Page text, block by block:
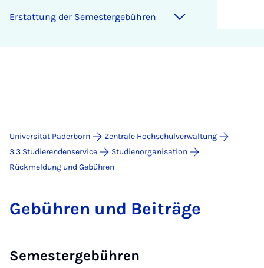
Er­stat­tung der Se­mes­ter­ge­büh­ren
Universität Paderborn
Zentrale Hochschulverwaltung
3.3 Studierendenservice
Studienorganisation
Rückmeldung und Gebühren
Ge­büh­ren und Bei­trä­ge
Semestergebühren